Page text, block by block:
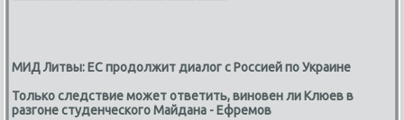
МИД Литвы: ЕС продолжит диалог с Россией по Украине
Только следствие может ответить, виновен ли Клюев в
разгоне студенческого Майдана - Ефремов